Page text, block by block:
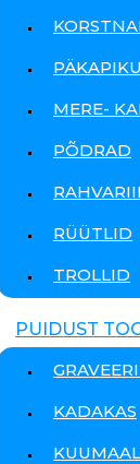
MERE-
PÕDRAD
RÜÜTLID
TROLLID
PUIDUST
KADAKAS